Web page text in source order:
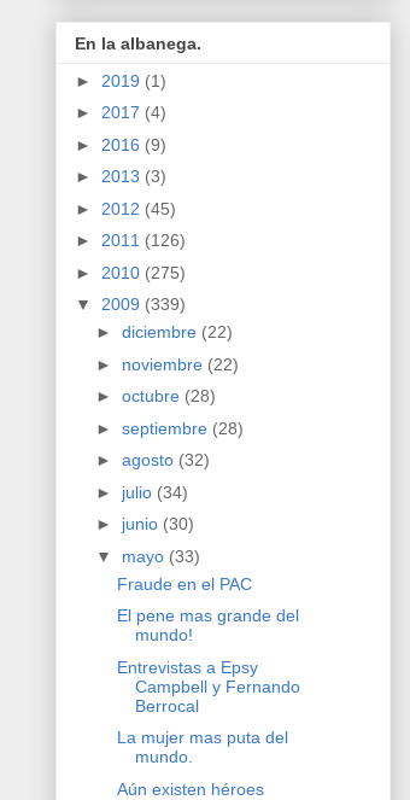
En la albanega.
► 2019 (1)
► 2017 (4)
► 2016 (9)
► 2013 (3)
► 2012 (45)
► 2011 (126)
► 2010 (275)
▼ 2009 (339)
► diciembre (22)
► noviembre (22)
► octubre (28)
► septiembre (28)
► agosto (32)
► julio (34)
► junio (30)
▼ mayo (33)
Fraude en el PAC
El pene mas grande del
mundo!
Entrevistas a Epsy
Campbell y Fernando
Berrocal
La mujer mas puta del
mundo.
Aún existen héroes